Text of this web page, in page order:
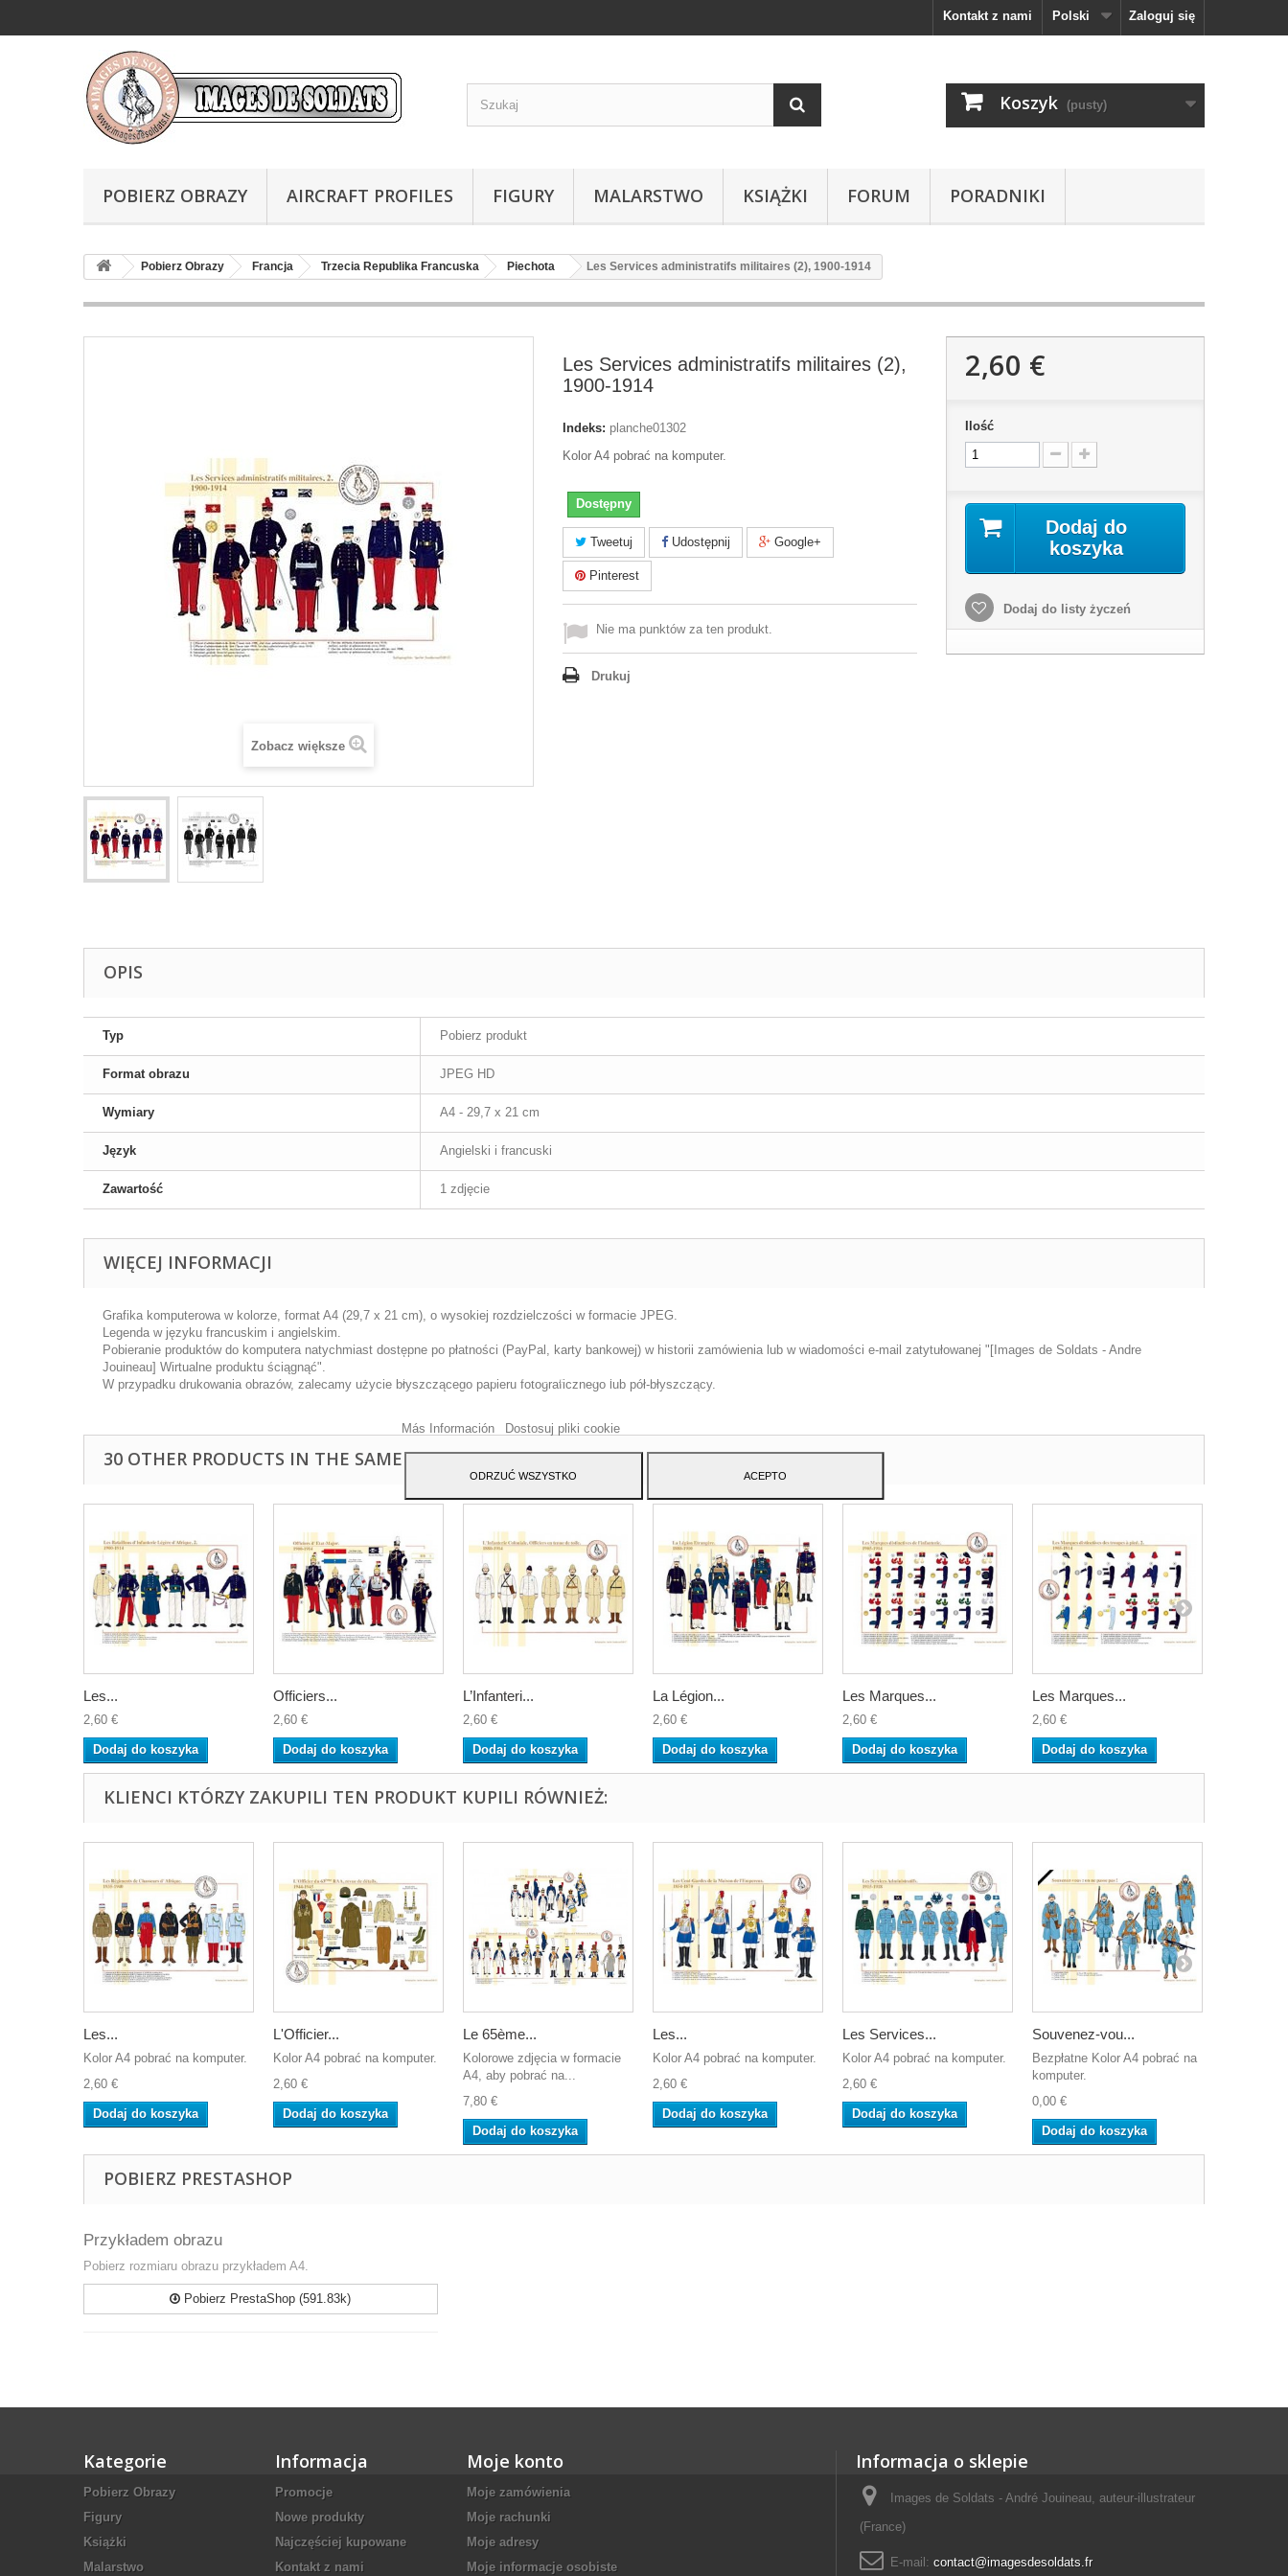
Zaloguj się
Polski
Kontakt z nami
Koszyk (pusty)
POBIERZ OBRAZY AIRCRAFT PROFILES FIGURY MALARSTWO KSIĄŻKI FORUM PORADNIKI
Pobierz Obrazy Francja Trzecia Republika Francuska Piechota Les Services administratifs militaires (2), 1900-1914
Zobacz większe
Les Services administratifs militaires (2),
1900-1914
Indeks: planche01302
Kolor A4 pobrać na komputer.
Dostępny
Tweetuj Udostępnij Google+
Pinterest
Nie ma punktów za ten produkt.
Drukuj
2,60 €
Ilość
Dodaj do
koszyka
Dodaj do listy życzeń
OPIS
Typ Pobierz produkt
Format obrazu JPEG HD
Wymiary A4 - 29,7 x 21 cm
Język Angielski i francuski
Zawartość 1 zdjęcie
WIĘCEJ INFORMACJI
Grafika komputerowa w kolorze, format A4 (29,7 x 21 cm), o wysokiej rozdzielczości w formacie JPEG.
Legenda w języku francuskim i angielskim.
Pobieranie produktów do komputera natychmiast dostępne po płatności (PayPal, karty bankowej) w historii zamówienia lub w wiadomości e-mail zatytułowanej "[Images de Soldats - Andre
Jouineau] Wirtualne produktu ściągnąć".
W przypadku drukowania obrazów, zalecamy użycie błyszczącego papieru fotograficznego lub pół-błyszczący.
30 OTHER PRODUCTS IN THE SAME CATEGORY:
Les...
2,60 €
Dodaj do koszyka
Officiers...
2,60 €
Dodaj do koszyka
L’Infanteri...
2,60 €
Dodaj do koszyka
La Légion...
2,60 €
Dodaj do koszyka
Les Marques...
2,60 €
Dodaj do koszyka
Les Marques...
2,60 €
Dodaj do koszyka
KLIENCI KTÓRZY ZAKUPILI TEN PRODUKT KUPILI RÓWNIEŻ:
Les...
Kolor A4 pobrać na komputer.
2,60 €
Dodaj do koszyka
L'Officier...
Kolor A4 pobrać na komputer.
2,60 €
Dodaj do koszyka
Le 65ème...
Kolorowe zdjęcia w formacie
A4, aby pobrać na...
7,80 €
Dodaj do koszyka
Les...
Kolor A4 pobrać na komputer.
2,60 €
Dodaj do koszyka
Les Services...
Kolor A4 pobrać na komputer.
2,60 €
Dodaj do koszyka
Souvenez-vou...
Bezpłatne Kolor A4 pobrać na
komputer.
0,00 €
Dodaj do koszyka
POBIERZ PRESTASHOP
Przykładem obrazu
Pobierz rozmiaru obrazu przykładem A4.
Pobierz PrestaShop (591.83k)
Kategorie
Pobierz Obrazy
Figury
Książki
Malarstwo
Informacja
Promocje
Nowe produkty
Najczęściej kupowane
Kontakt z nami
Moje konto
Moje zamówienia
Moje rachunki
Moje adresy
Moje informacje osobiste
Informacja o sklepie
Images de Soldats - André Jouineau, auteur-illustrateur
(France)
E-mail: contact@imagesdesoldats.fr
Ta witryna korzysta z w?asnych plików cookie i plików cookie stron trzecich w celu
ulepszenia naszych us?ug i pokazywa? Ci reklamy zwi?zane z Twoimi preferencjami,
analizuj?c Twoje nawyki nawigacja. Aby wyrazi? zgod? na jego u?ycie, naci?nij
Más Información
Dostosuj pliki cookie
ODRZUĆ WSZYSTKO ACEPTO